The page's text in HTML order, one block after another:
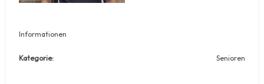
Informationen
Kategorie: Senioren